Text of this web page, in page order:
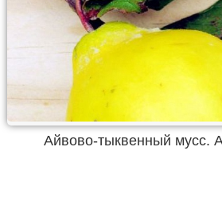
Айвово-тыквенный мусс.